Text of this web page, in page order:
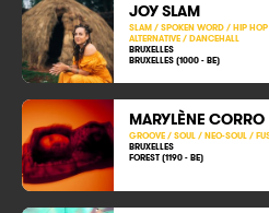
JOY SLAM
SLAM / SPOKEN WORD / HIP
ALTERNATIVE / DANCEHALL
BRUXELLES
BRUXELLES (1000 - BE)
MARYLÈNE CORRO
GROOVE / SOUL / NEO-SOUL /
BRUXELLES
FOREST (1190 - BE)